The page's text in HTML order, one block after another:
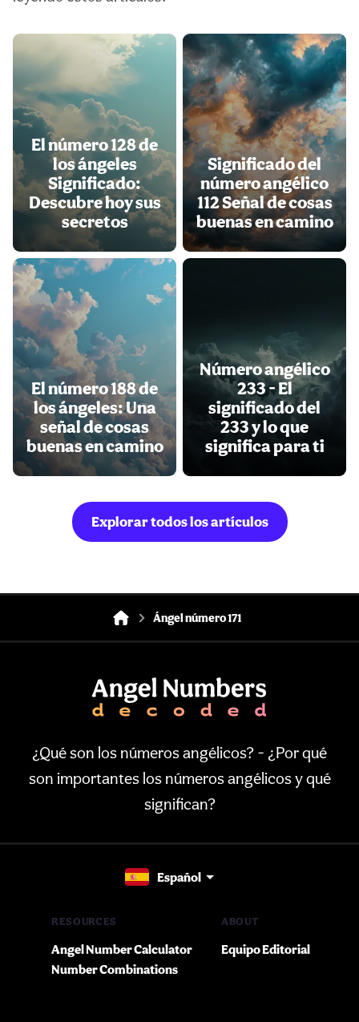
El número 128 de
los ángeles
Significado:
Descubre hoy sus
secretos
Significado del
número angélico
112 Señal de cosas
buenas en camino
El número 188 de
los ángeles: Una
señal de cosas
buenas en camino
Número angélico
233 - El
significado del
233 y lo que
significa para ti
Explorar todos los artículos
Ángel número 171
¿Qué son los números angélicos? - ¿Por qué
son importantes los números angélicos y qué
significan?
Español
RESOURCES
Angel Number Calculator
Number Combinations
ABOUT
Equipo Editorial